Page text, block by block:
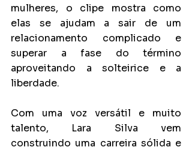
mulheres, o clipe mostra como
elas se ajudam a sair de um
relacionamento complicado e
superar a fase do término
aproveitando a solteirice e a
liberdade.
Com uma voz versátil e muito
talento, Lara Silva vem
construindo uma carreira sólida e